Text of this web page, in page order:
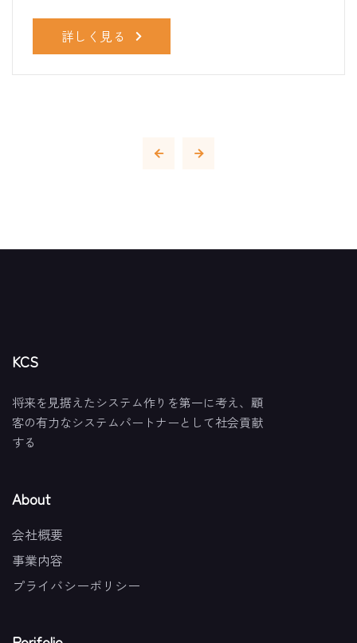
詳しく見る
KCS
将来を見据えたシステム作りを第一に考え、顧
客の有力なシステムパートナーとして社会貢献
する
About
会社概要
事業内容
プライバシーポリシー